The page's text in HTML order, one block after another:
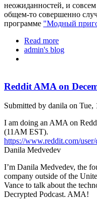
неожиданностей, и
общем-то совершенно
программе "Модный
Read more
admin's blog
Reddit AMA on
Submitted by danila on Tue,
I am doing an AMA on
(11AM EST).
https://www.reddit.com/
Danila Medvedev
I’m Danila Medvedev, the
company outside of the
Vance to talk about the
Decrypted Podcast. AMA!